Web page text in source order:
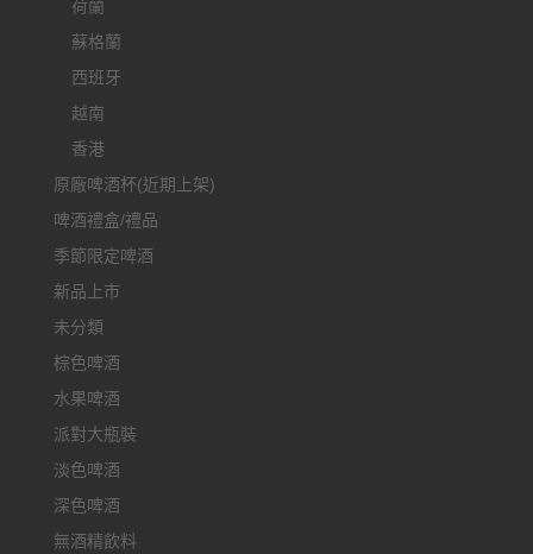
荷蘭
蘇格蘭
西班牙
越南
香港
原廠啤酒杯(近期上架)
啤酒禮盒/禮品
季節限定啤酒
新品上市
未分類
棕色啤酒
水果啤酒
派對大瓶裝
淡色啤酒
深色啤酒
無酒精飲料